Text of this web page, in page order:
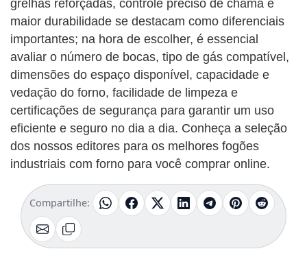
grelhas reforçadas, controle preciso de chama e
maior durabilidade se destacam como diferenciais
importantes; na hora de escolher, é essencial
avaliar o número de bocas, tipo de gás compatível,
dimensões do espaço disponível, capacidade e
vedação do forno, facilidade de limpeza e
certificações de segurança para garantir um uso
eficiente e seguro no dia a dia. Conheça a seleção
dos nossos editores para os melhores fogões
industriais com forno para você comprar online.
Compartilhe: